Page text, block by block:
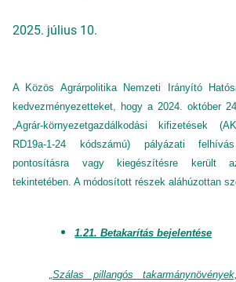
2025. július 10.
A Közös Agrárpolitika Nemzeti Irányító
kedvezményezetteket, hogy a 2024. október
„Agrár-környezetgazdálkodási kifizetések
RD19a-1-24 kódszámú) pályázati
pontosításra vagy kiegészítésre került
tekintetében. A módosított részek aláhúzottan
1.21. Betakarítás bejelentése
„Szálas pillangós